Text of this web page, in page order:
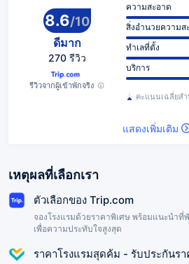
8.6/10
ดีมาก
270 รีวิว
รีวิวจากผู้เข้าพักจริง
ความสะอาด
สิ่งอำนวยความส
ทำเลที่ตั้ง
บริการ
คะแนนเฉลี่ยส
แสดงเพิ่มเติม
เหตุผลที่เลือกเรา
ตัวเลือกของ Trip.com
จองโรงแรมด้วยราคาพิเศษ พร้อมแนะนำ
เพื่อความประทับใจสูงสุด
ราคาโรงแรมสุดค้ม - รับประกันร